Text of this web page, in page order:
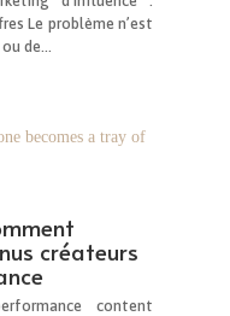
Le problème n’est
de...
créateurs
content